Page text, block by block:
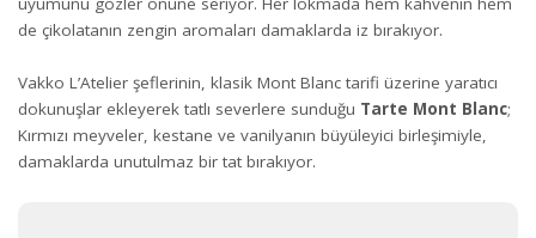
de çikolatanın zengin aromaları damaklarda iz bırakıyor.
Vakko L’Atelier şeflerinin, klasik Mont Blanc tarifi üzerine yaratıcı
dokunuşlar ekleyerek tatlı severlere sunduğu Tarte Mont Blanc;
Kırmızı meyveler, kestane ve vanilyanın büyüleyici birleşimiyle,
damaklarda unutulmaz bir tat bırakıyor.